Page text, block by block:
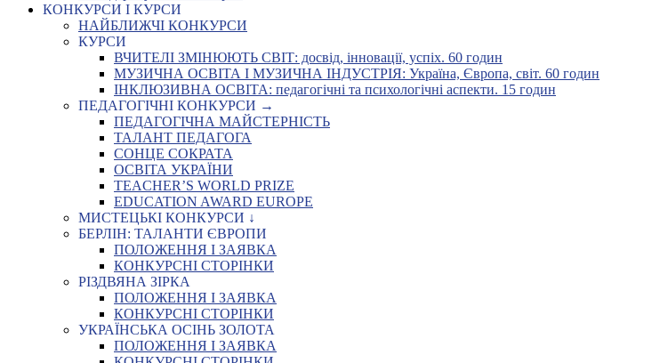
КОНКУРСИ І КУРСИ
НАЙБЛИЖЧІ КОНКУРСИ
КУРСИ
ВЧИТЕЛІ ЗМІНЮЮТЬ СВІТ: досвід, інновації, успіх. 60 годин
МУЗИЧНА ОСВІТА І МУЗИЧНА ІНДУСТРІЯ: Україна, Європа, світ. 60 годин
ІНКЛЮЗИВНА ОСВІТА: педагогічні та психологічні аспекти. 15 годин
ПЕДАГОГІЧНІ КОНКУРСИ →
ПЕДАГОГІЧНА МАЙСТЕРНІСТЬ
ТАЛАНТ ПЕДАГОГА
СОНЦЕ СОКРАТА
ОСВІТА УКРАЇНИ
TEACHER’S WORLD PRIZE
EDUCATION AWARD EUROPE
МИСТЕЦЬКІ КОНКУРСИ ↓
БЕРЛІН: ТАЛАНТИ ЄВРОПИ
ПОЛОЖЕННЯ І ЗАЯВКА
КОНКУРСНІ СТОРІНКИ
РІЗДВЯНА ЗІРКА
ПОЛОЖЕННЯ І ЗАЯВКА
КОНКУРСНІ СТОРІНКИ
УКРАЇНСЬКА ОСІНЬ ЗОЛОТА
ПОЛОЖЕННЯ І ЗАЯВКА